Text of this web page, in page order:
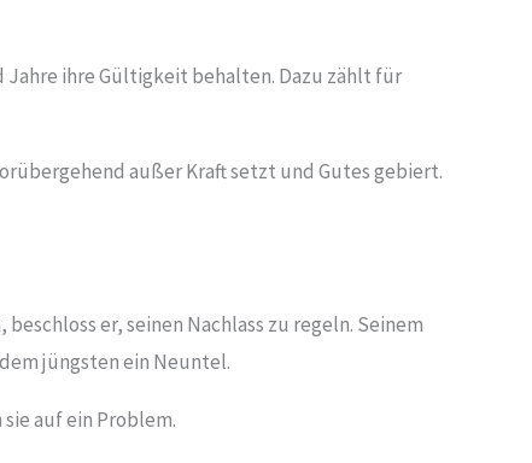
Jahre ihre Gültigkeit behalten. Dazu zählt für
außer Kraft setzt und Gutes gebiert.
er, seinen Nachlass zu regeln. Seinem
jüngsten ein Neuntel.
auf ein Problem.